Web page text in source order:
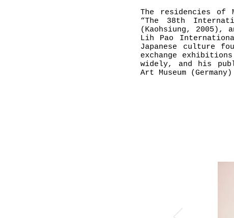
The residencies of
“The 38th
(Kaohsiung, 2005),
Lih Pao
Japanese culture
exchange
widely, and his
Art Museum